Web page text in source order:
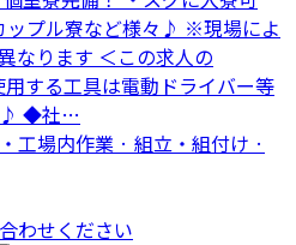
ップル寮など様々♪ ※現場によ
なります ＜この求人の
する工具は電動ドライバー等
♪ ◆社…
工場内作業 · 組立・組付け ·
わせください